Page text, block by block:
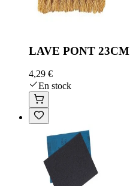
LAVE PONT 23CM
4,29 €
En stock